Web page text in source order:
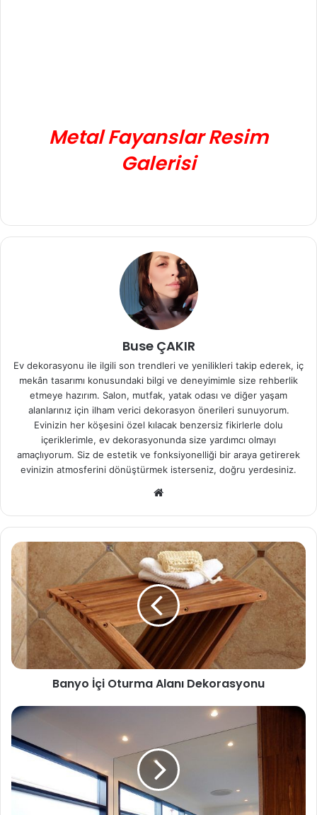
Metal Fayanslar Resim
Galerisi
Buse ÇAKIR
Ev dekorasyonu ile ilgili son trendleri ve yenilikleri takip ederek, iç
mekân tasarımı konusundaki bilgi ve deneyimimle size rehberlik
etmeye hazırım. Salon, mutfak, yatak odası ve diğer yaşam
alanlarınız için ilham verici dekorasyon önerileri sunuyorum.
Evinizin her köşesini özel kılacak benzersiz fikirlerle dolu
içeriklerimle, ev dekorasyonunda size yardımcı olmayı
amaçlıyorum. Siz de estetik ve fonksiyonelliği bir araya getirerek
evinizin atmosferini dönüştürmek isterseniz, doğru yerdesiniz.
sit
esi
Banyo İçi Oturma Alanı Dekorasyonu